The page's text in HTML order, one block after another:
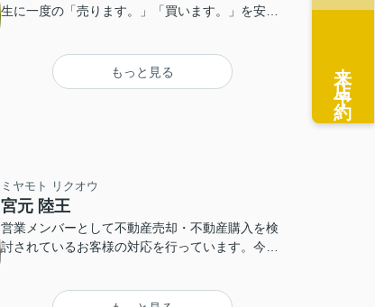
生に一度の「売ります。」「買います。」を安
だらけの「不動産売却」「不動産購入」、是非お
気軽にご相談下さいね！ 福岡市東区・糟屋郡の不
もっと見る
ミヤモト リクオウ
宮元 陸王
営業メンバーとして不動産売却・不動産購入を検
討されているお客様の対応を行っています。今年
いこうと存じております。皆様が納得のいく不動
来店予約